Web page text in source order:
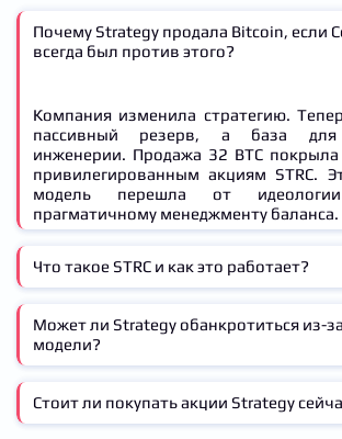
Почему Strategy продала Bitcoin, если
всегда был против этого?
Компания изменила стратегию.
пассивный резерв, а база для
инженерии. Продажа 32 BTC
привилегированным акциям STRC.
модель перешла от
прагматичному менеджменту баланса.
Что такое STRC и как это работает?
STRC — это
фиксированным доходом 11.5%
покупают ее за $100, получают
выплаты в долларах. Strategy
для покупки Bitcoin. Если BTC
Если падает — возникают
Может ли Strategy обанкротиться из-
модели?
Банкротство маловероятно,
акционеров — реальный риск. Если
Стоит ли покупать акции Strategy